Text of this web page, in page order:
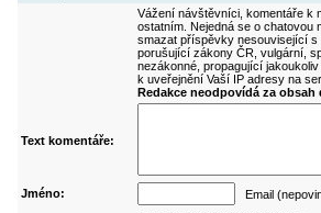
Vážení návštěvníci, komentáře k
ostatním. Nejedná se o
smazat příspěvky nesouvisející
porušující zákony ČR, vulgární,
nezákonné, propagující
k uveřejnění Vaší IP adresy na
Redakce neodpovídá za
Text komentáře:
Jméno: Email